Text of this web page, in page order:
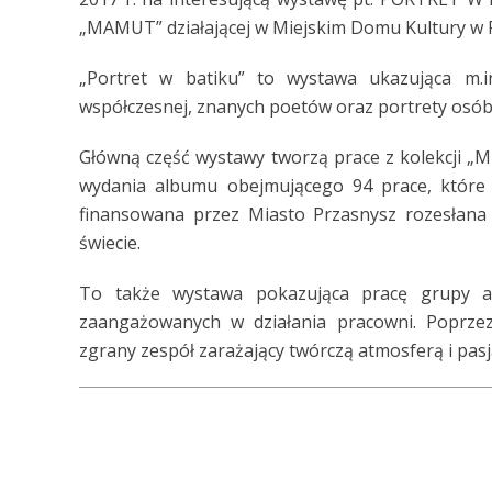
„MAMUT” działającej w Miejskim Domu Kultury w
„Portret w batiku” to wystawa ukazująca
współczesnej, znanych poetów oraz portrety
Główną część wystawy tworzą prace z kolekcji
wydania albumu obejmującego 94 prace,
finansowana przez Miasto Przasnysz
świecie.
To także wystawa pokazująca pracę grupy
zaangażowanych w działania pracowni.
zgrany zespół zarażający twórczą atmosferą i